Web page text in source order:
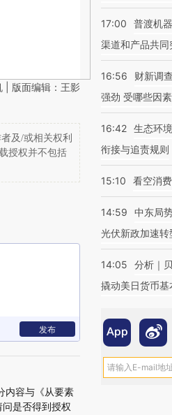
| 版面编辑：王影
及/或相关权利
授权并不包括
发布
内容与《从要素
是否得到授权
17:00
普渡机
渠道和产品共同
16:56
财新调
强劲 受哪些因
16:42 生态环
衔接与追责规则
15:10 看空消
14:59
中东局
光伏新政加速转
14:05
分析｜
撬动美日货币基